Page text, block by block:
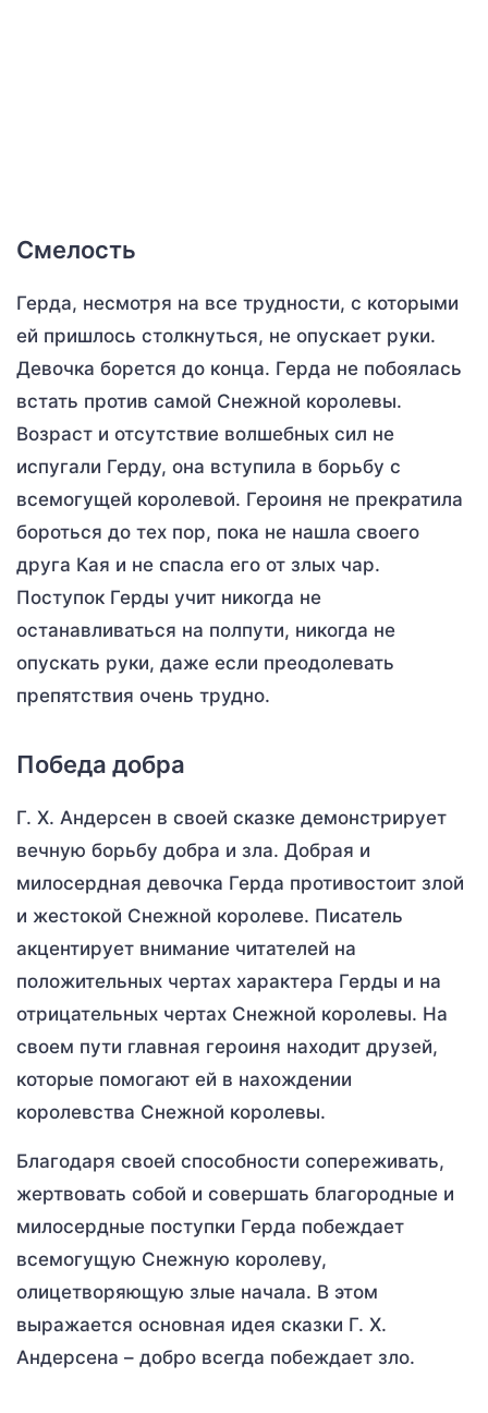
Смелость
Герда, несмотря на все трудности, с которыми
ей пришлось столкнуться, не опускает руки.
Девочка борется до конца. Герда не побоялась
встать против самой Снежной королевы.
Возраст и отсутствие волшебных сил не
испугали Герду, она вступила в борьбу с
всемогущей королевой. Героиня не прекратила
бороться до тех пор, пока не нашла своего
друга Кая и не спасла его от злых чар.
Поступок Герды учит никогда не
останавливаться на полпути, никогда не
опускать руки, даже если преодолевать
препятствия очень трудно.
Победа добра
Г. Х. Андерсен в своей сказке демонстрирует
вечную борьбу добра и зла. Добрая и
милосердная девочка Герда противостоит злой
и жестокой Снежной королеве. Писатель
акцентирует внимание читателей на
положительных чертах характера Герды и на
отрицательных чертах Снежной королевы. На
своем пути главная героиня находит друзей,
которые помогают ей в нахождении
королевства Снежной королевы.
Благодаря своей способности сопереживать,
жертвовать собой и совершать благородные и
милосердные поступки Герда побеждает
всемогущую Снежную королеву,
олицетворяющую злые начала. В этом
выражается основная идея сказки Г. Х.
Андерсена – добро всегда побеждает зло.